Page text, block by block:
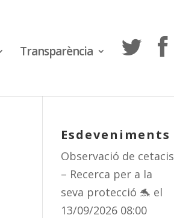
Transparència
Esdeveniments
Observació de cetacis
– Recerca per a la
seva protecció 🐬 el
13/09/2026 08:00